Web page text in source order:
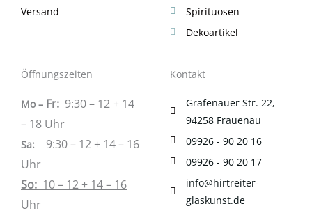
Versand
Spirituosen
Dekoartikel
Öffnungszeiten
Mo – Fr: 9:30 – 12 + 14
– 18 Uhr
Sa: 9:30 – 12 + 14 – 16
Uhr
So: 10 – 12 + 14 – 16
Uhr
Kontakt
Grafenauer Str. 22,
94258 Frauenau
09926 - 90 20 16
09926 - 90 20 17
info@hirtreiter-
glaskunst.de